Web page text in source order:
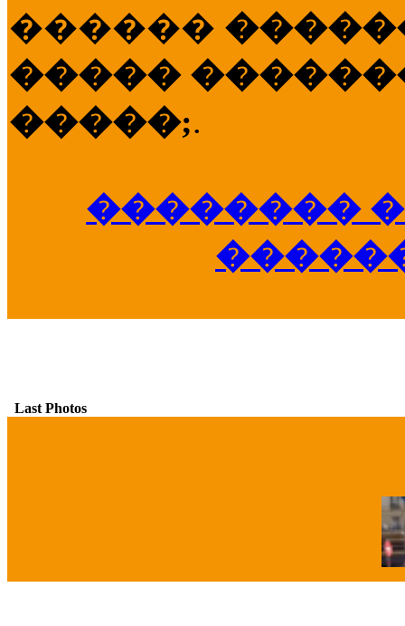
������
�����
�����;.
��������
Last Photos